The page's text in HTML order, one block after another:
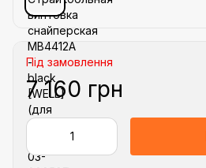
Під замовлення
7 160 грн